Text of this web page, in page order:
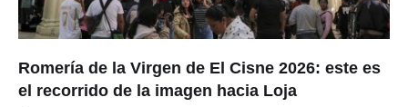
Romería de la Virgen de El Cisne 2026: este es
el recorrido de la imagen hacia Loja